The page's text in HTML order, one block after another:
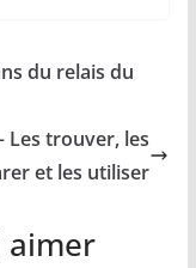
du relais du
Les trouver, les
et les utiliser
aimer